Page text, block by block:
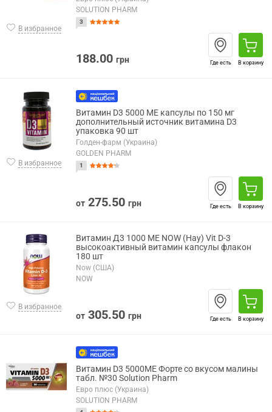
В избранное
SOLUTION PHARM
3
188.00 грн Где есть В корзину
В избранное
Витамин D3 5000 МЕ капсулы по 150 мг
дополнительный источник витамина D3
упаковка 90 шт
Голден-фарм (Украина)
GOLDEN PHARM
1
от 275.50 грн Где есть В корзину
В избранное
Витамин Д3 1000 МЕ NOW (Нау) Vit D-3
высокоактивный витамин капсулы флакон
180 шт
Now (США)
NOW
от 305.50 грн Где есть В корзину
Витамин D3 5000МЕ Форте со вкусом малины
табл. №30 Solution Pharm
Евро плюс (Украина)
SOLUTION PHARM